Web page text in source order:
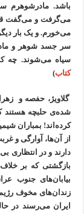
باشد. مادرشوهرم
می‌گرفت و می‌گفت
می‌خورم. و یک بار
سر جسد شوهر و
سیاه می‌شوند. چه
کتاب)
گلاویژ، حفصه و
شده‌ی حلبچه هستند
کرده‌اند! بمباران
از آن‌ها، آوارگی و
دارند و در انتظاری
بازگشتی که بر
بیابان‌های جنوب
زندان‌های مخوف
ایران می‌رسند در